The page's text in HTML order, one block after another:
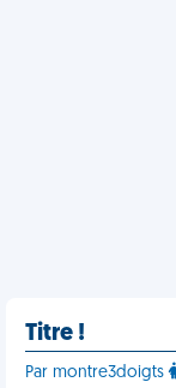
Titre !
Par montre3doigts